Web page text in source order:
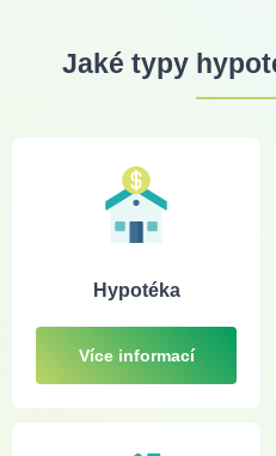
Jaké typy
Hypotéka
Více informací